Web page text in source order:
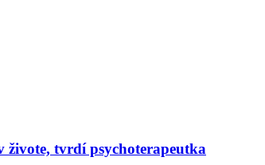
živote, tvrdí psychoterapeutka